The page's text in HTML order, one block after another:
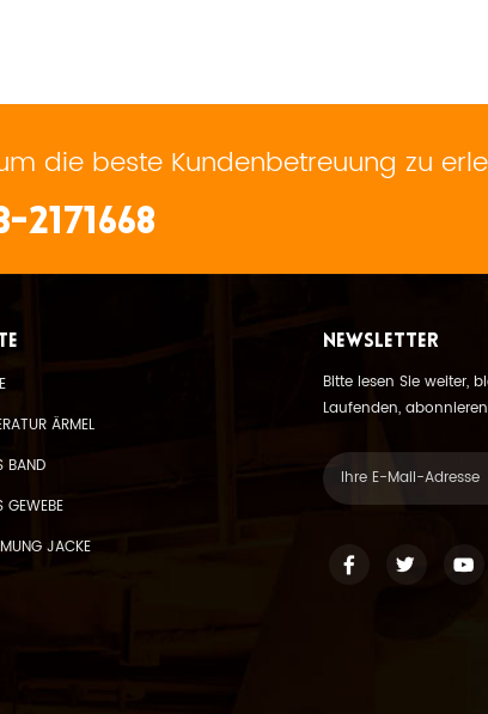
die beste Kundenbetreuung zu
2171668
ÄRMEL
BAND
GEWEBE
JACKE
NEWSLETTER
Bitte lesen Sie weiter,
Laufenden,
mitzuteilen.